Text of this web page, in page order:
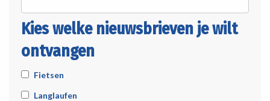
Kies welke nieuwsbrieven je wilt
ontvangen
Fietsen
Langlaufen